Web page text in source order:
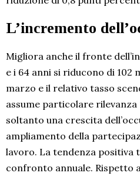
L’incremento
Migliora anche il fronte
e i 64 anni si riducono di 102
marzo e il relativo tasso
assume particolare
soltanto una crescita
ampliamento della
lavoro. La tendenza positiva
confronto annuale. Rispetto